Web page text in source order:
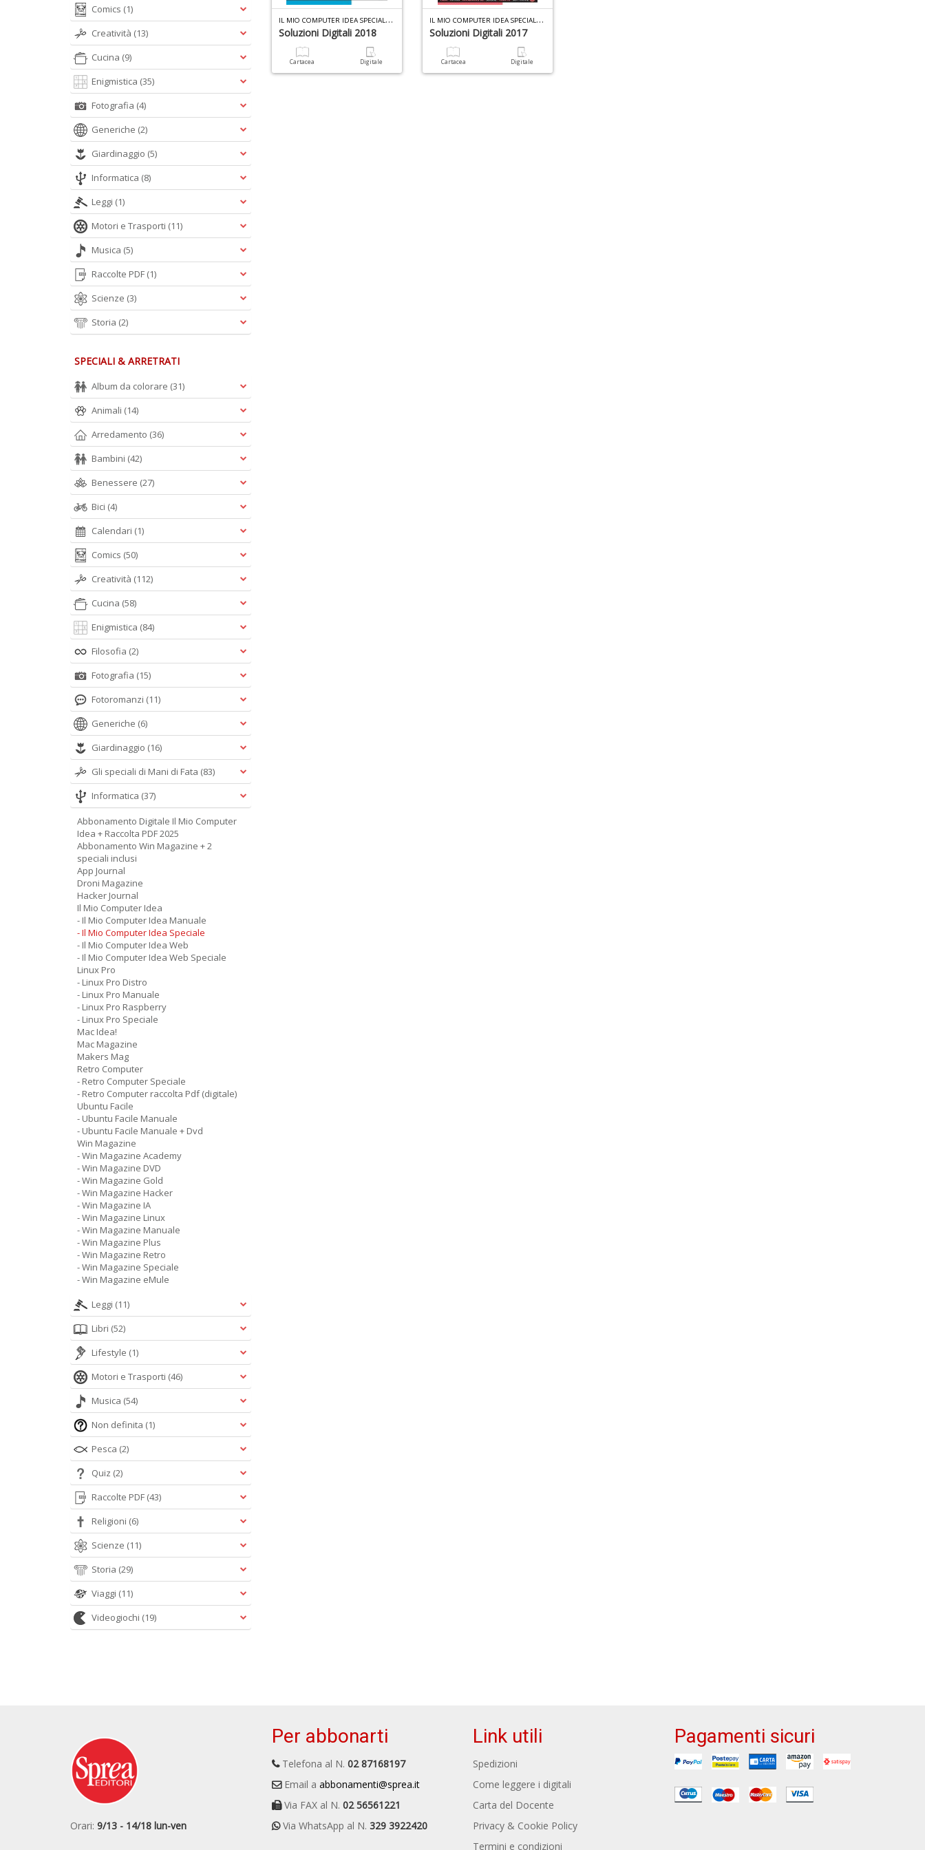
I
L MIO COMPUTER IDEA SPECIALE N.7
Soluzioni Digitali 2018
Cartacea Digitale
I
L MIO COMPUTER IDEA SPECIALE N.6
Soluzioni Digitali 2017
Cartacea Digitale
Comics (1)
Creatività (13)
Cucina (9)
Enigmistica (35)
Fotografia (4)
Generiche (2)
Giardinaggio (5)
Informatica (8)
Leggi (1)
Motori e Trasporti (11)
Musica (5)
Raccolte PDF (1)
Scienze (3)
Storia (2)
SPECIALI & ARRETRATI
Album da colorare (31)
Animali (14)
Arredamento (36)
Bambini (42)
Benessere (27)
Bici (4)
Calendari (1)
Comics (50)
Creatività (112)
Cucina (58)
Enigmistica (84)
Filosofia (2)
Fotografia (15)
Fotoromanzi (11)
Generiche (6)
Giardinaggio (16)
Gli speciali di Mani di Fata (83)
Informatica (37)
Abbonamento Digitale Il Mio Computer
Idea + Raccolta PDF 2025
Abbonamento Win Magazine + 2
speciali inclusi
App Journal
Droni Magazine
Hacker Journal
Il Mio Computer Idea
- Il Mio Computer Idea Manuale
- Il Mio Computer Idea Speciale
- Il Mio Computer Idea Web
- Il Mio Computer Idea Web Speciale
Linux Pro
- Linux Pro Distro
- Linux Pro Manuale
- Linux Pro Raspberry
- Linux Pro Speciale
Mac Idea!
Mac Magazine
Makers Mag
Retro Computer
- Retro Computer Speciale
- Retro Computer raccolta Pdf (digitale)
Ubuntu Facile
- Ubuntu Facile Manuale
- Ubuntu Facile Manuale + Dvd
Win Magazine
- Win Magazine Academy
- Win Magazine DVD
- Win Magazine Gold
- Win Magazine Hacker
- Win Magazine IA
- Win Magazine Linux
- Win Magazine Manuale
- Win Magazine Plus
- Win Magazine Retro
- Win Magazine Speciale
- Win Magazine eMule
Leggi (11)
Libri (52)
Lifestyle (1)
Motori e Trasporti (46)
Musica (54)
Non definita (1)
Pesca (2)
Quiz (2)
Raccolte PDF (43)
Religioni (6)
Scienze (11)
Storia (29)
Viaggi (11)
Videogiochi (19)
Orari: 9/13 - 14/18 lun-ven
Per abbonarti
Telefona al N. 02 87168197
Email a abbonamenti@sprea.it
Via FAX al N. 02 56561221
Via WhatsApp al N. 329 3922420
Link utili
Spedizioni
Come leggere i digitali
Carta del Docente
Privacy & Cookie Policy
Termini e condizioni
Pagamenti sicuri